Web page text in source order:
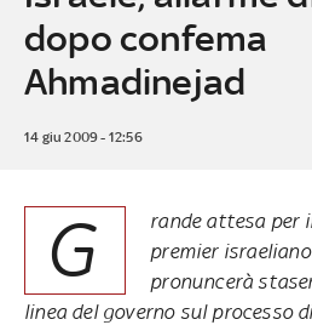
dopo confema
Ahmadinejad
14 giu 2009 - 12:56
G
rande attesa per
premier
pronuncerà
linea del governo sul processo